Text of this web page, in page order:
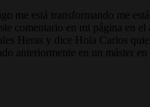
me está transformando me
comentario en mi página en
Heras y dice Hola Carlos
anteriormente en un máster